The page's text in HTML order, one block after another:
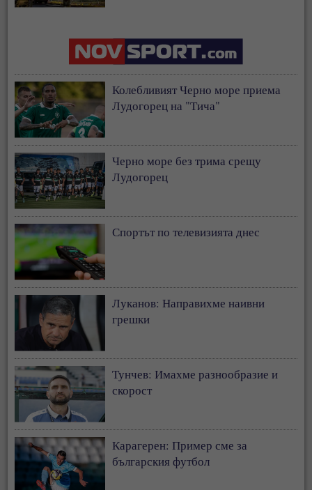
Колебливият Черно море приема
Лудогорец на "Тича"
Черно море без трима срещу
Лудогорец
Спортът по телевизията днес
Луканов: Направихме наивни
грешки
Тунчев: Имахме разнообразие и
скорост
Карагерен: Пример сме за
българския футбол